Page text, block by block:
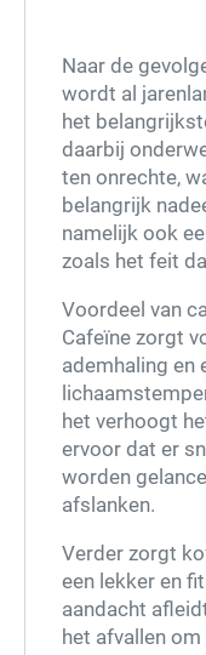
Naar de
wordt al
het
daarbij
ten onrechte,
belangrijk
namelijk ook
zoals het feit
Voordeel van
Cafeïne zorgt
ademhaling en
het verhoogt
ervoor dat er
worden
afslanken.
Verder zorgt
een lekker en
aandacht
het afvallen